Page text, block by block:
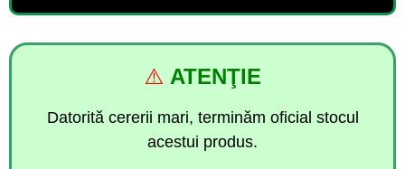
⚠️ ATENŢIE
Datorită cererii mari, terminăm oficial stocul
acestui produs.